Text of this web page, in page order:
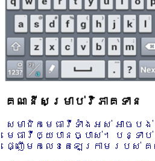
គណនីសម្រាប់វិភាគទាន
សមាជិកមេធាវីទាំងអស់ អាចប
មេធាវីឲ្យបានច្បាស់។ បន្ទ
ផ្ញើមកលេខតេឡេក្រាមរបស់ គណ